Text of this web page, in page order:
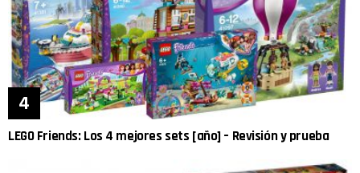
LEGO Friends: Los 4 mejores sets [año] – Revisión y prueba